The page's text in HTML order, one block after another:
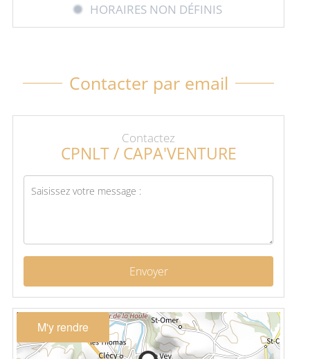
HORAIRES NON DÉFINIS
Contacter par email
Contactez
CPNLT / CAPA'VENTURE
Envoyer
M'y rendre